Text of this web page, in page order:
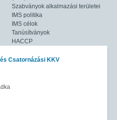
Szabványok alkalmazási területei
IMS politika
IMS célok
Tanúsítványok
HACCP
Csatornázási KKV